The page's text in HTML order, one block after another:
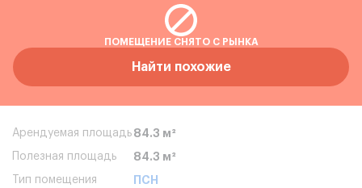
ПОМЕЩЕНИЕ СНЯТО С РЫНКА
Найти похожие
Арендуемая площадь 84.3 м²
Полезная площадь 84.3 м²
Тип помещения ПСН